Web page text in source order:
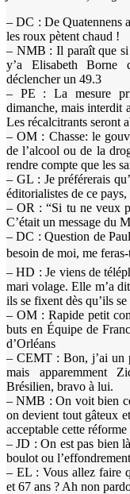
– DC : De Quatennens
les roux pètent chaud !
– NMB : Il paraît que si
y’a Elisabeth
déclencher un 49.3
– PE : La mesure
dimanche, mais interdit
Les récalcitrants seront
– OM : Chasse: le
de l’alcool ou de la
rendre compte que les
– GL : Je préférerais
éditorialistes de ce
– OR : “Si tu ne veux
C’était un message du
– DC : Question de
besoin de moi, me
– HD : Je viens de
mari volage. Elle m’a
ils se fixent dès qu’ils
– OM : Rapide petit
buts en Équipe de
d’Orléans
– CEMT : Bon, j’ai un
mais apparemment
Brésilien, bravo à lui.
– NMB : On voit bien
on devient tout gâteux
acceptable cette réforme
– JD : On est pas bien
boulot ou
– EL : Vous allez faire
et 67 ans ? Ah non